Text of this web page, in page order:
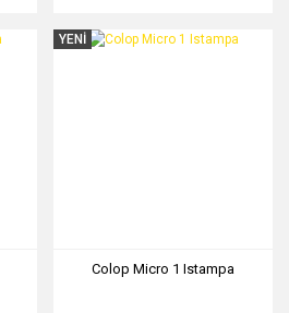
YENİ
Colop Micro 1 Istampa